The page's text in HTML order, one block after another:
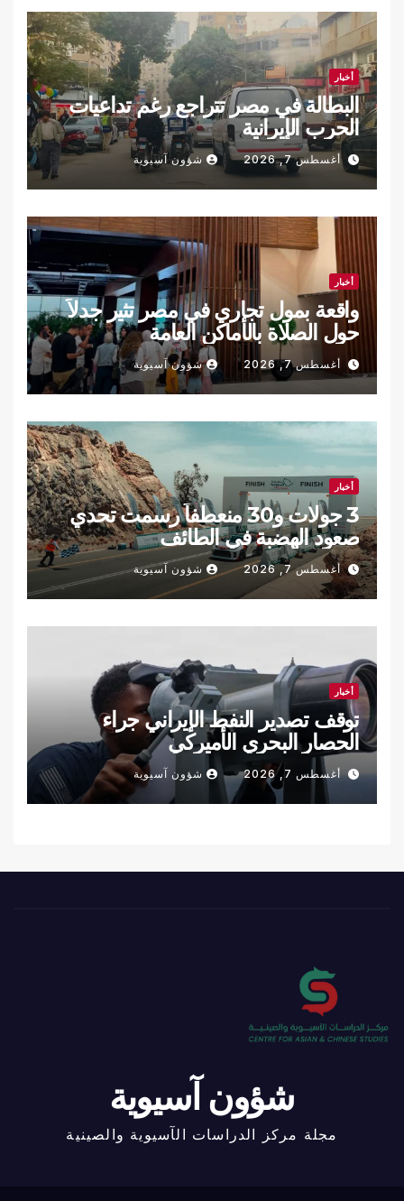
أخبار
البطالة في مصر تتراجع رغم تداعيات
الحرب الإيرانية
أغسطس 7, 2026 شؤون آسيوية
أخبار
واقعة بمول تجاري في مصر تثير جدلاً
حول الصلاة بالأماكن العامة
أغسطس 7, 2026 شؤون آسيوية
أخبار
3 جولات و30 منعطفاً رسمت تحدي
صعود الهضبة في الطائف
أغسطس 7, 2026 شؤون آسيوية
أخبار
توقف تصدير النفط الإيراني جراء
الحصار البحري الأميركي
أغسطس 7, 2026 شؤون آسيوية
شؤون آسيوية
مجلة مركز الدراسات الآسيوية والصينية